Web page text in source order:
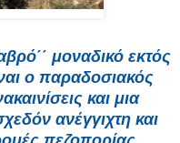
μοναδικό εκτός
ο παραδοσιακός
και μια
ανέγγιχτη και